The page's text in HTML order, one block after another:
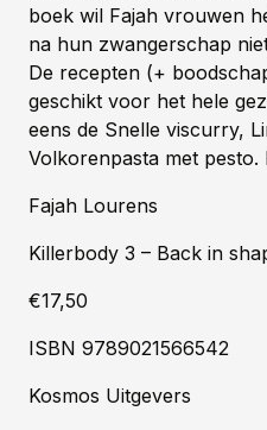
boek wil Fajah vrouwen
na hun zwangerschap
De recepten (+
geschikt voor het hele
eens de Snelle viscurry,
Volkorenpasta met pesto.
Fajah Lourens
Killerbody 3 – Back in
€17,50
ISBN 9789021566542
Kosmos Uitgevers